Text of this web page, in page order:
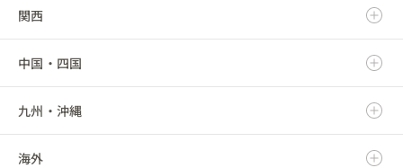
秋田県
山形県
福島県
群馬県
埼玉県
千葉県
東京都
静岡県
愛知県
三重県
新潟県
富山県
石川県
福井県
関西
滋賀県
京都府
大阪府
中国・四国
鳥取県
島根県
九州・沖縄
福岡県
海外